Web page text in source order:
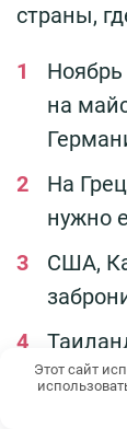
страны,
на
На
нужно
США,
В
Этот сайт